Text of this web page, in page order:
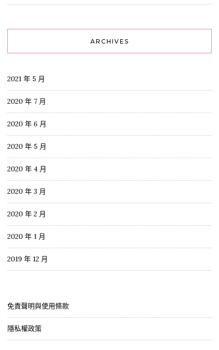
ARCHIVES
2021 年 5 月
2020 年 7 月
2020 年 6 月
2020 年 5 月
2020 年 4 月
2020 年 3 月
2020 年 2 月
2020 年 1 月
2019 年 12 月
免責聲明與使用條款
隱私權政策